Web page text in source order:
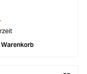
Warenkorb